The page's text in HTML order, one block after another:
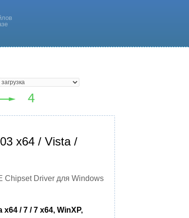
x64 / Vista /
Chipset Driver для Windows
/ 7 / 7 x64, WinXP,